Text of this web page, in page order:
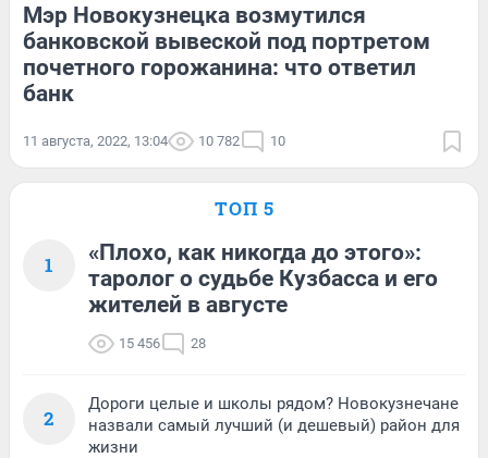
Мэр Новокузнецка возмутился
банковской вывеской под портретом
почетного горожанина: что ответил
банк
11 августа, 2022, 13:04 10 782 10
ТОП 5
1
«Плохо, как никогда до этого»:
таролог о судьбе Кузбасса и его
жителей в августе
15 456 28
2
Дороги целые и школы рядом? Новокузнечане
назвали самый лучший (и дешевый) район для
жизни